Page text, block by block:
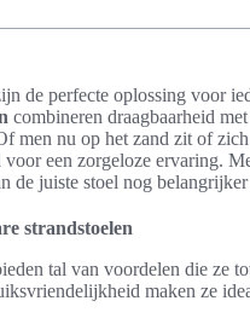
de perfecte oplossing voor
combineren draagbaarheid
men nu op het zand zit of
een zorgeloze ervaring.
de juiste stoel nog
strandstoelen
tal van voordelen die ze
maken ze